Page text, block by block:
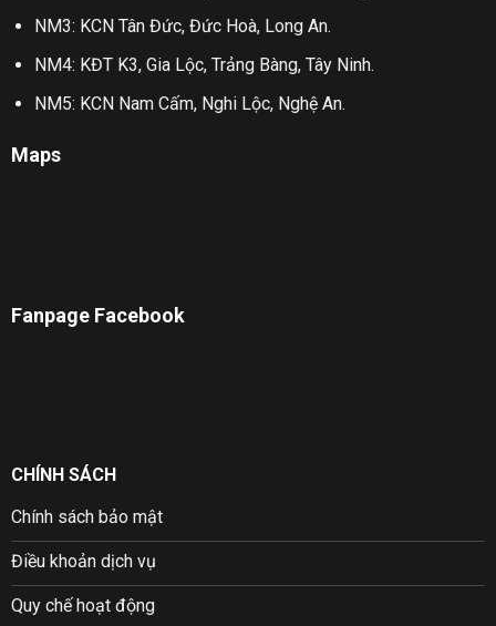
NM3: KCN Tân Đức, Đức Hoà, Long An.
NM4: KĐT K3, Gia Lộc, Trảng Bàng, Tây Ninh.
NM5: KCN Nam Cấm, Nghi Lộc, Nghệ An.
Maps
Fanpage Facebook
CHÍNH SÁCH
Chính sách bảo mật
Điều khoản dịch vụ
Quy chế hoạt động